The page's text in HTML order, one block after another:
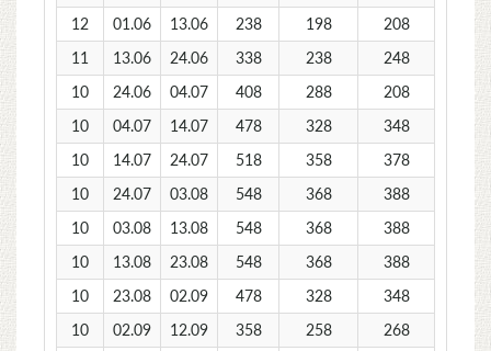
12
01.06 13.06 238 198 208
20
11
13.06 24.06 338 238 248
10
24.06 04.07 408 288 208
40
10
04.07 14.07 478 328 348
50
10
14.07 24.07 518 358 378
50
10
24.07 03.08 548 368 388
50
10
03.08 13.08 548 368 388
50
10
13.08 23.08 548 368 388
10
23.08 02.09 478 328 348
10
02.09 12.09 358 258 268